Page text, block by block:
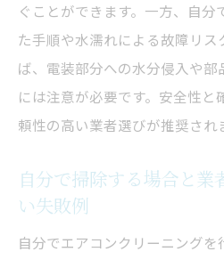
ぐことができます。一方、自分
た手順や水濡れによる故障リス
ば、電装部分への水分侵入や
には注意が必要です。安全性と
頼性の高い業者選びが推奨され
自分で掃除する場合と業
い失敗例
自分でエアコンクリーニング